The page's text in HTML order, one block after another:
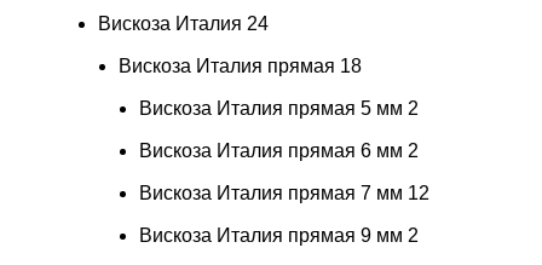
Вискоза Италия 24
Вискоза Италия прямая 18
Вискоза Италия прямая 5 мм 2
Вискоза Италия прямая 6 мм 2
Вискоза Италия прямая 7 мм 12
Вискоза Италия прямая 9 мм 2